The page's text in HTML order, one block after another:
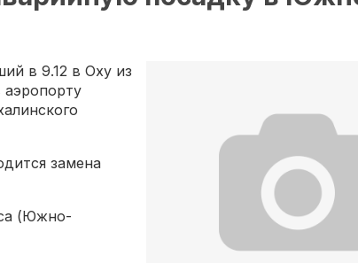
в 9.12 в Оху из
замена
(Южно-